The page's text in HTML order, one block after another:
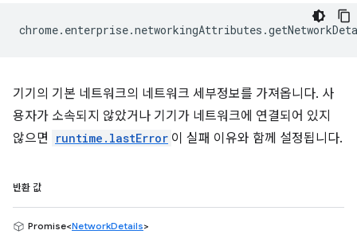
chrome. enterprise.networkingAttributes .
기기의 기본 네트워크의 네트워크 세부정보를 가져옵니다. 사
용자가 소속되지 않았거나 기기가 네트워크에 연결되어 있지
않으면
runtime.lastError 이 실패 이유와 함께 설정됩니다.
반환 값
Promise<NetworkDetails>